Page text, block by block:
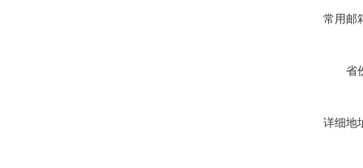
常用邮
省
详细地